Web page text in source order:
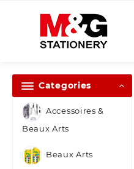
Categories
Accessoires &
Beaux Arts
Beaux Arts